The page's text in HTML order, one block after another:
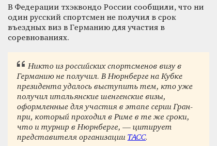
В Федерации тхэквондо России сообщили, что ни
один русский спортсмен не получил в срок
въездных виз в Германию для участия в
соревнованиях.
Никто из российских спортсменов визу в
Германию не получил. В Нюрнберге на Кубке
президента удалось выступить тем, кто уже
получил итальянские шенгенские визы,
оформленные для участия в этапе серии Гран-
при, который проходил в Риме в те же сроки,
что и турнир в Нюрнберге, — цитирует
представителя организации ТАСС.